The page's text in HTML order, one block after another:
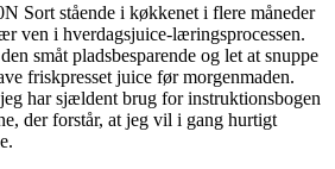
Sort stående i køkkenet i flere måneder
ven i hverdagsjuice-læringsprocessen.
småt pladsbesparende og let at snuppe
friskpresset juice før morgenmaden.
har sjældent brug for instruktionsbogen
der forstår, at jeg vil i gang hurtigt